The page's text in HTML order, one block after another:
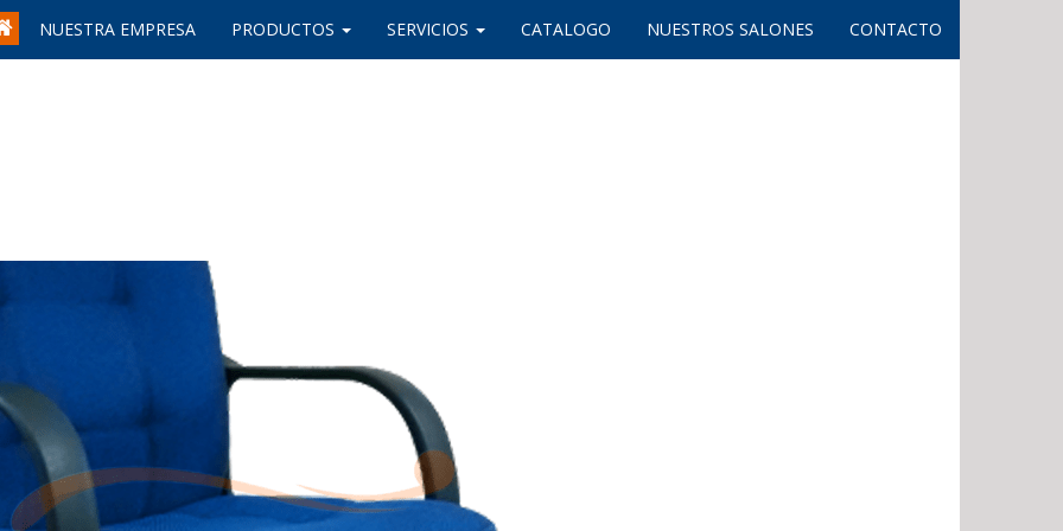
NUESTRA EMPRESA PRODUCTOS SERVICIOS CATALOGO NUESTROS SALONES CONTACTO